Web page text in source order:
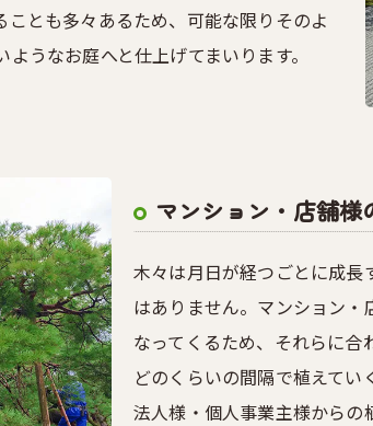
とも多々あるため、可能な限りそのよ
うなお庭へと仕上げてまいります。
マンション・店舗
木々は月日が経つごとに成
はありません。マンション
なってくるため、それらに合
どのくらいの間隔で植えて
法人様・個人事業主様からの